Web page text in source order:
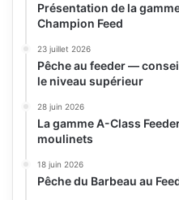
Présentation de la
Champion Feed
23 juillet 2026
Pêche au feeder —
le niveau supérieur
28 juin 2026
La gamme A-Class
moulinets
18 juin 2026
Pêche du Barbeau au